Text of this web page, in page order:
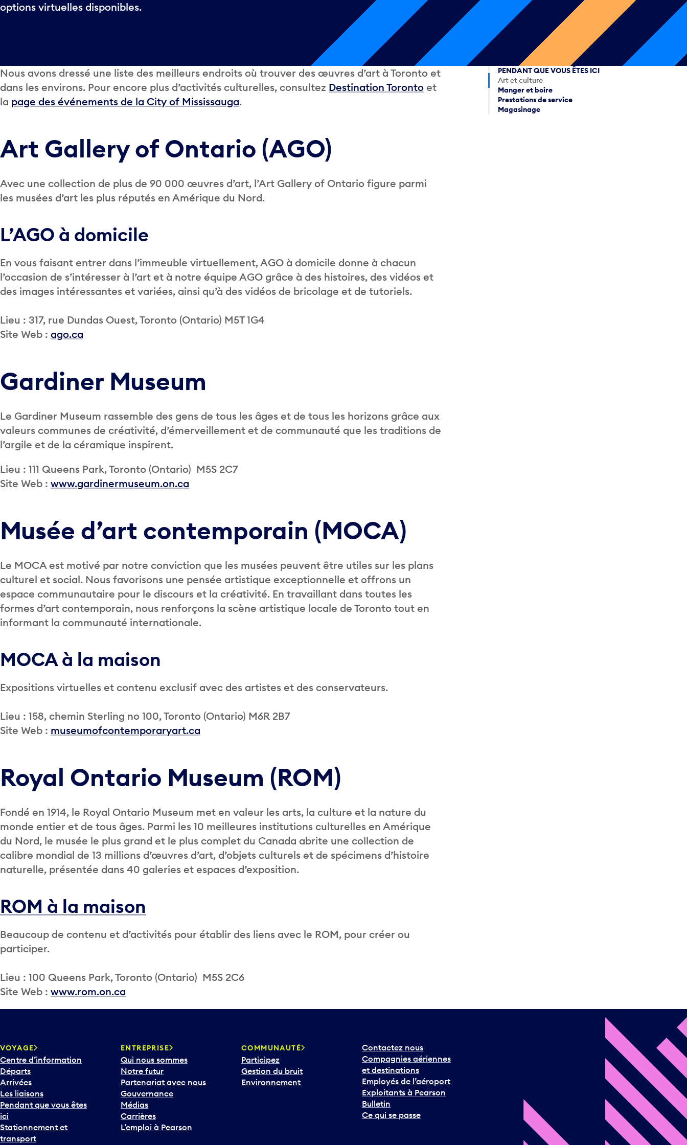
options virtuelles disponibles.
Nous avons dressé une liste des meilleurs endroits où trouver des œuvres d’art à Toronto et
dans les environs. Pour encore plus d’activités culturelles, consultez Destination Toronto et
la page des événements de la City of Mississauga.
Art Gallery of Ontario (AGO)
Avec une collection de plus de 90 000 œuvres d’art, l’Art Gallery of Ontario figure parmi
les musées d’art les plus réputés en Amérique du Nord.
L’AGO à domicile
En vous faisant entrer dans l’immeuble virtuellement, AGO à domicile donne à chacun
l’occasion de s’intéresser à l’art et à notre équipe AGO grâce à des histoires, des vidéos et
des images intéressantes et variées, ainsi qu’à des vidéos de bricolage et de tutoriels.
Lieu : 317, rue Dundas Ouest, Toronto (Ontario) M5T 1G4
Site Web : ago.ca
Gardiner Museum
Le Gardiner Museum rassemble des gens de tous les âges et de tous les horizons grâce aux
valeurs communes de créativité, d’émerveillement et de communauté que les traditions de
l’argile et de la céramique inspirent.
Lieu : 111 Queens Park, Toronto (Ontario) M5S 2C7
Site Web : www.gardinermuseum.on.ca
Musée d’art contemporain (MOCA)
Le MOCA est motivé par notre conviction que les musées peuvent être utiles sur les plans
culturel et social. Nous favorisons une pensée artistique exceptionnelle et offrons un
espace communautaire pour le discours et la créativité. En travaillant dans toutes les
formes d’art contemporain, nous renforçons la scène artistique locale de Toronto tout en
informant la communauté internationale.
MOCA à la maison
Expositions virtuelles et contenu exclusif avec des artistes et des conservateurs.
Lieu : 158, chemin Sterling no 100, Toronto (Ontario) M6R 2B7
Site Web : museumofcontemporaryart.ca
Royal Ontario Museum (ROM)
Fondé en 1914, le Royal Ontario Museum met en valeur les arts, la culture et la nature du
monde entier et de tous âges. Parmi les 10 meilleures institutions culturelles en Amérique
du Nord, le musée le plus grand et le plus complet du Canada abrite une collection de
calibre mondial de 13 millions d’œuvres d’art, d’objets culturels et de spécimens d’histoire
naturelle, présentée dans 40 galeries et espaces d’exposition.
ROM à la maison
Beaucoup de contenu et d’activités pour établir des liens avec le ROM, pour créer ou
participer.
Lieu : 100 Queens Park, Toronto (Ontario) M5S 2C6
Site Web : www.rom.on.ca
PENDANT QUE VOUS ÊTES ICI
Art et culture
Manger et boire
Prestations de service
Magasinage
VOYAGE
Centre d’information
Départs
Arrivées
Les liaisons
Pendant que vous êtes
ici
Stationnement et
transport
ENTREPRISE
Qui nous sommes
Notre futur
Partenariat avec nous
Gouvernance
Médias
Carrières
L’emploi à Pearson
COMMUNAUTÉ
Participez
Gestion du bruit
Environnement
Contactez nous
Compagnies aériennes
et destinations
Employés de l’aéroport
Exploitants à Pearson
Bulletin
Ce qui se passe